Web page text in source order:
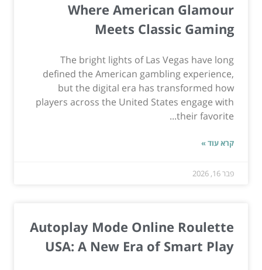
Where American Glamour
Meets Classic Gaming
The bright lights of Las Vegas have long
defined the American gambling experience,
but the digital era has transformed how
players across the United States engage with
their favorite...
קרא עוד »
פבר 16, 2026
Autoplay Mode Online Roulette
USA: A New Era of Smart Play